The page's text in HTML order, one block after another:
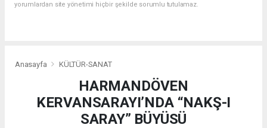
yorumlardan site yönetimi hiçbir şekilde sorumlu tutulamaz.
Anasayfa KÜLTÜR-SANAT
HARMANDÖVEN
KERVANSARAYI’NDA “NAKŞ-I
SARAY” BÜYÜSÜ